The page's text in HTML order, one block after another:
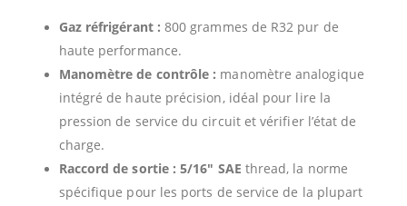
Gaz réfrigérant : 800 grammes de R32 pur de
haute performance.
Manomètre de contrôle : manomètre analogique
intégré de haute précision, idéal pour lire la
pression de service du circuit et vérifier l’état de
charge.
Raccord de sortie : 5/16″ SAE thread, la norme
spécifique pour les ports de service de la plupart